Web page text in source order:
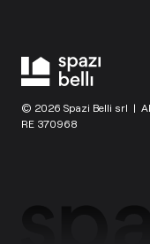
© 2026 Spazi Belli srl |
RE 370968